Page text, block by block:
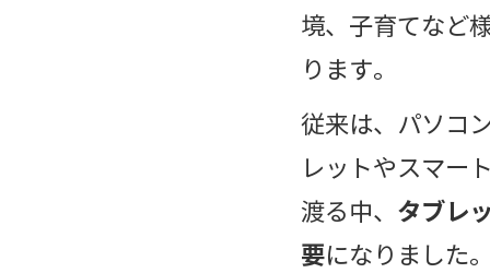
境、子育てなど
ります。
従来は、パソコ
レットやスマー
渡る中、 タブレ
要になりました